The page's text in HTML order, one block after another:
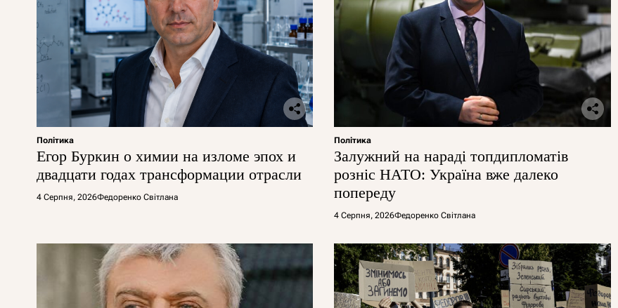
Політика
Егор Буркин о химии на изломе эпох и
двадцати годах трансформации отрасли
4 Серпня, 2026Федоренко Світлана
Політика
Залужний на нараді топдипломатів
розніс НАТО: Україна вже далеко
попереду
4 Серпня, 2026Федоренко Світлана